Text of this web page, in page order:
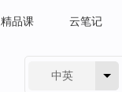
品课 云笔记
中英